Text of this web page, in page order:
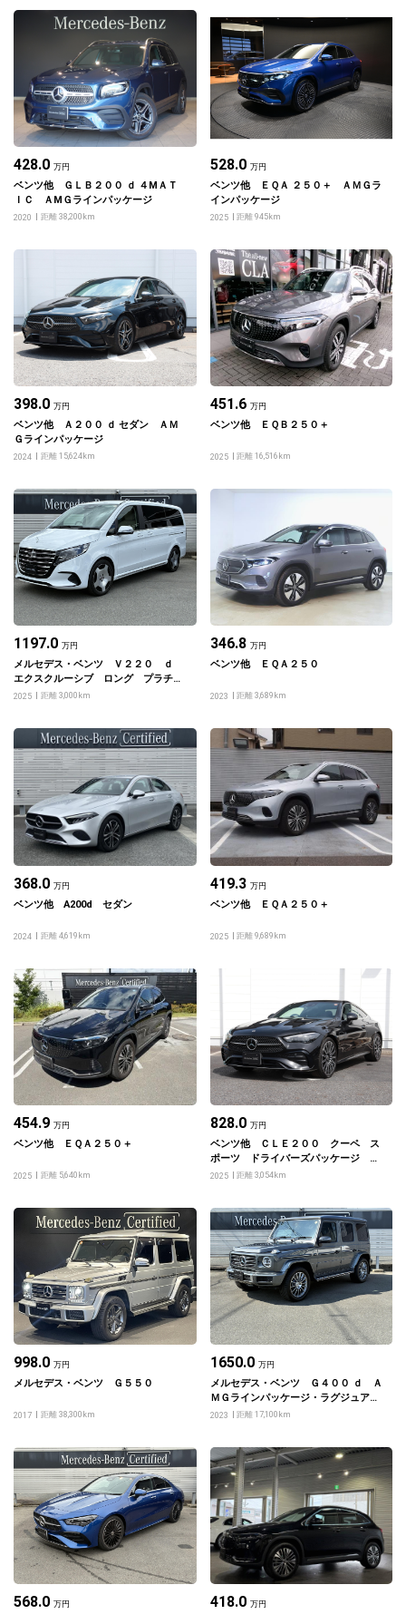
428.0 万円
ベンツ他 ＧＬＢ２００ ｄ ４МＡＴ
ＩＣ ＡМＧラインパッケージ
2020 距離 38,200km
528.0 万円
ベンツ他 ＥＱＡ ２５０＋ ＡＭＧラ
インパッケージ
2025 距離 945km
398.0 万円
ベンツ他 Ａ２００ ｄ セダン ＡＭ
Ｇラインパッケージ
2024 距離 15,624km
451.6 万円
ベンツ他 ＥＱＢ２５０＋
2025 距離 16,516km
1197.0 万円
メルセデス・ベンツ Ｖ２２０ ｄ
エクスクルーシブ ロング プラチナ
スイート
2025 距離 3,000km
346.8 万円
ベンツ他 ＥＱＡ２５０
2023 距離 3,689km
368.0 万円
ベンツ他 A200d セダン
2024 距離 4,619km
419.3 万円
ベンツ他 ＥＱＡ２５０＋
2025 距離 9,689km
454.9 万円
ベンツ他 ＥＱＡ２５０＋
2025 距離 5,640km
828.0 万円
ベンツ他 ＣＬＥ２００ クーペ ス
ポーツ ドライバーズパッケージ レ
ザーエクスクルーシブパッケージ
2025 距離 3,054km
998.0 万円
メルセデス・ベンツ Ｇ５５０
2017 距離 38,300km
1650.0 万円
メルセデス・ベンツ Ｇ４００ ｄ Ａ
ＭＧラインパッケージ・ラグジュアリ
ーパッケージ・Ｇ ｍａｎｕｆａｋｔｕ
2023 距離 17,100km
568.0 万円 418.0 万円